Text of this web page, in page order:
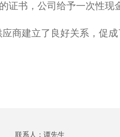
书，公司给予一次性现
建立了良好关系，促成
联系人： 谭先生